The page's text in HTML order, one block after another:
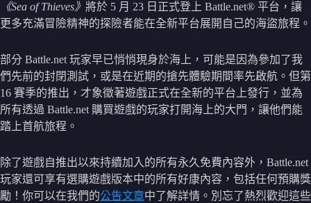
《Sea of Thieves》 將於 5 月 23 日正式登上 Battle.net® 平台，讓
更多充滿冒險精神的探險者能在全新平台展開自己的海盜旅程。
部分 Battle.net 玩家早已悄悄現身於海上，可能是因為參加了我
們先前的封閉測試，或是在近期的搶先體驗期間率先啟航。但第
16 賽季的推出，才象徵著遊戲正式在全新的平台上發行，並為
所有透過 Battle.net 購買遊戲的玩家打開海上的大門，讓他們能
踏上首航旅程。
除了遊戲自推出以來持續加入的所有永久免費內容外，Battle.net
玩家還可享有選購遊戲版本中的所有好康內容，包括任何預購獎
勵！你可以在我們的公告文章中了解詳情。別忘了熱烈歡迎這些